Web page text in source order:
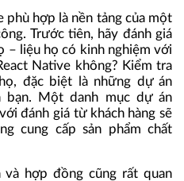
hợp là nền tảng của một
Trước tiên, hãy đánh giá
– liệu họ có kinh nghiệm với
Native không? Kiểm tra
đặc biệt là những dự án
Một danh mục dự án
đánh giá từ khách hàng sẽ
cung cấp sản phẩm chất
và hợp đồng cũng rất quan